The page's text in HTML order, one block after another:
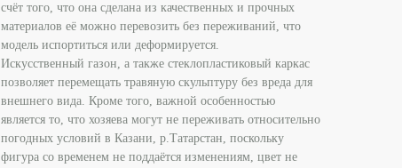
счёт того, что она сделана из качественных и прочных
материалов её можно перевозить без переживаний, что
модель испортиться или деформируется.
Искусственный газон, а также стеклопластиковый каркас
позволяет перемещать травяную скульптуру без вреда для
внешнего вида. Кроме того, важной особенностью
является то, что хозяева могут не переживать относительно
погодных условий в Казани, р.Татарстан, поскольку
фигура со временем не поддаётся изменениям, цвет не